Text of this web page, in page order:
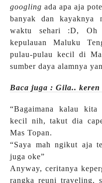
googling ada apa aja
banyak dan kayaknya
waktu sehari :D,
kepulauan Maluku
pulau-pulau kecil di
sumber daya alamnya
Baca juga : Gila..
“Bagaimana kalau
kecil nih, takut dia
Mas Topan.
“Saya mah ngikut aja
juga oke”
Anyway, ceritanya
rangka reuni traveling,